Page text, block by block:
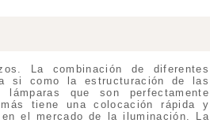
La combinación de diferentes
si como la estructuración de las
que son perfectamente
tiene una colocación rápida y
el mercado de la iluminación. La